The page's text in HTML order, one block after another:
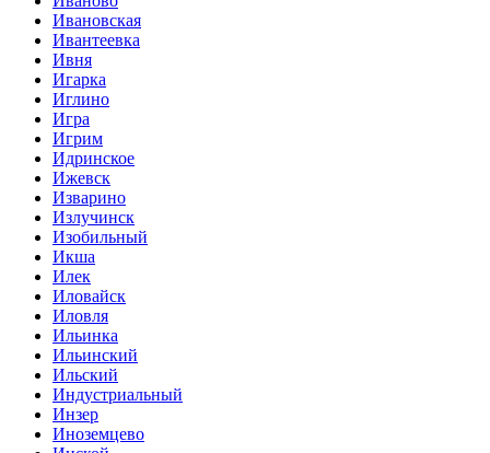
Ивановская
Ивантеевка
Ивня
Игарка
Иглино
Игра
Игрим
Идринское
Ижевск
Изварино
Излучинск
Изобильный
Икша
Илек
Иловайск
Иловля
Ильинка
Ильинский
Ильский
Индустриальный
Инзер
Иноземцево